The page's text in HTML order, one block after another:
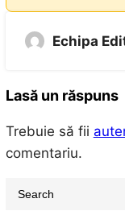
Echipa
Lasă un răspuns
Trebuie să fii
comentariu.